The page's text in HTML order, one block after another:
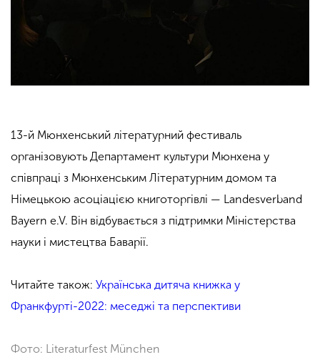
13-й Мюнхенський літературний фестиваль
організовують Департамент культури Мюнхена у
співпраці з Мюнхенським Літературним домом та
Німецькою асоціацією книготоргівлі — Landesverband
Bayern e.V. Він відбувається з підтримки Міністерства
науки і мистецтва Баварії.
Читайте також: Українська дитяча книжка у
Франкфурті-2022: меседжі та перспективи
Фото: Literaturfest München